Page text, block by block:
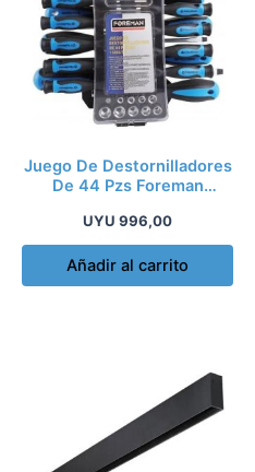
Juego De Destornilladores
De 44 Pzs Foreman
UYU 996,00
Añadir al carrito